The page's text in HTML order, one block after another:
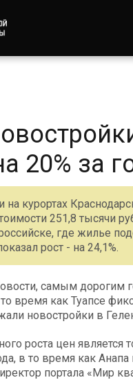
20% за
курортах
251,8 тысячи
где жилье
рост - на 24,1%.
самым дорогим
время как Туапсе
новостройки в
роста цен
в то время как
портала «Мир